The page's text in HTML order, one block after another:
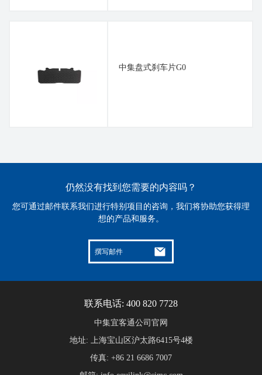
中集盘式刹车片G0
仍然没有找到您需要的内容吗？
您可通过邮件联系我们进行特别项目的咨询，我们将协助您获得理
想的产品和服务。
撰写邮件
联系电话: 400 820 7728
中集宜客通公司官网
地址: 上海宝山区沪太路6415号4楼
传真: +86 21 6686 7007